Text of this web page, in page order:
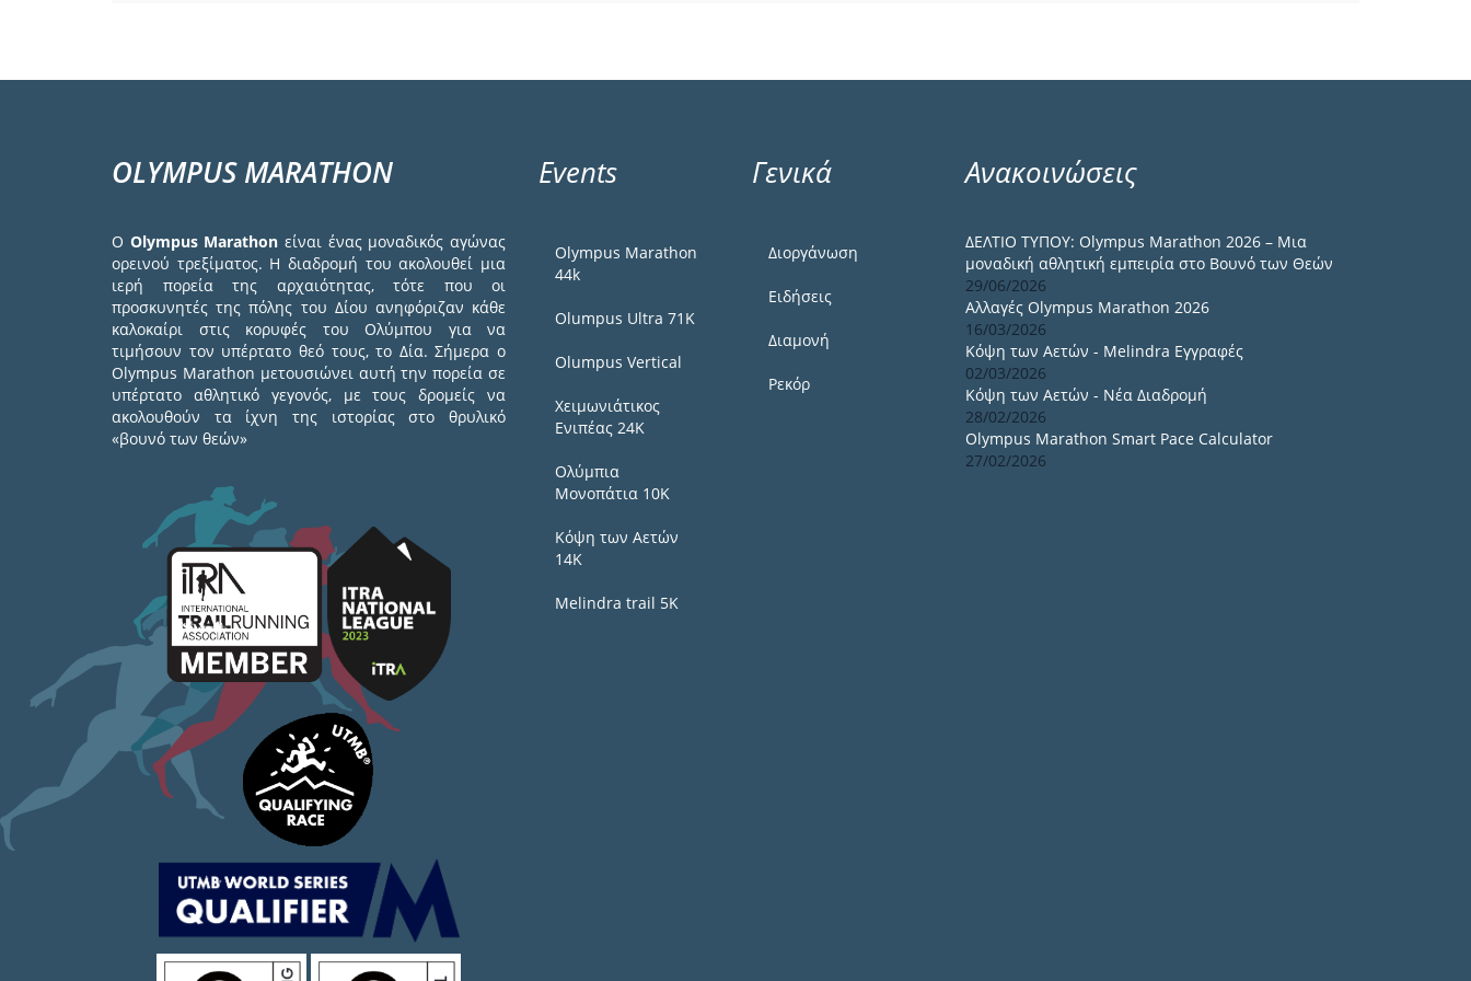
OLYMPUS MARATHON
Ο Olympus Marathon είναι ένας μοναδικός αγώνας
ορεινού τρεξίματος. Η διαδρομή του ακολουθεί μια
ιερή πορεία της αρχαιότητας, τότε που οι
προσκυνητές της πόλης του Δίου ανηφόριζαν κάθε
καλοκαίρι στις κορυφές του Ολύμπου για να
τιμήσουν τον υπέρτατο θεό τους, το Δία. Σήμερα ο
Olympus Marathon μετουσιώνει αυτή την πορεία σε
υπέρτατο αθλητικό γεγονός, με τους δρομείς να
ακολουθούν τα ίχνη της ιστορίας στο θρυλικό
«βουνό των θεών»
Events
Olympus Marathon
44k
Olumpus Ultra 71K
Olumpus Vertical
Χειμωνιάτικος
Ενιπέας 24Κ
Ολύμπια
Μονοπάτια 10Κ
Κόψη των Αετών
14Κ
Melindra trail 5Κ
Γενικά
Διοργάνωση
Ειδήσεις
Διαμονή
Ρεκόρ
Ανακοινώσεις
ΔΕΛΤΙΟ ΤΥΠΟΥ: Olympus Marathon 2026 – Μια
μοναδική αθλητική εμπειρία στο Βουνό των Θεών
29/06/2026
Αλλαγές Olympus Marathon 2026
16/03/2026
Κόψη των Αετών - Melindra Εγγραφές
02/03/2026
Κόψη των Αετών - Νέα Διαδρομή
28/02/2026
Olympus Marathon Smart Pace Calculator
27/02/2026